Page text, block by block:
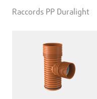
Raccords PP Duralight